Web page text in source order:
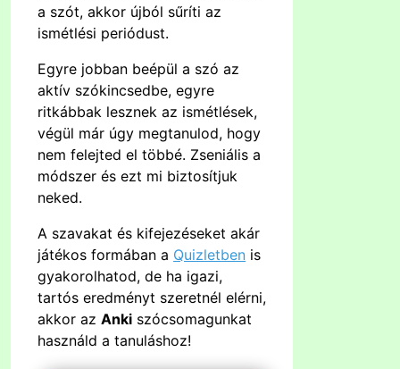
a szót, akkor újból sűríti az
ismétlési periódust.
Egyre jobban beépül a szó az
aktív szókincsedbe, egyre
ritkábbak lesznek az ismétlések,
végül már úgy megtanulod, hogy
nem felejted el többé. Zseniális a
módszer és ezt mi biztosítjuk
neked.
A szavakat és kifejezéseket akár
játékos formában a Quizletben is
gyakorolhatod, de ha igazi,
tartós eredményt szeretnél elérni,
akkor az Anki szócsomagunkat
használd a tanuláshoz!